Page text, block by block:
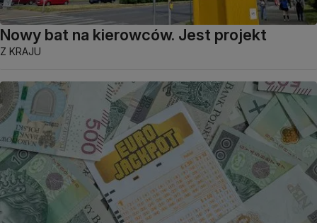
Nowy bat na kierowców. Jest projekt
Z KRAJU